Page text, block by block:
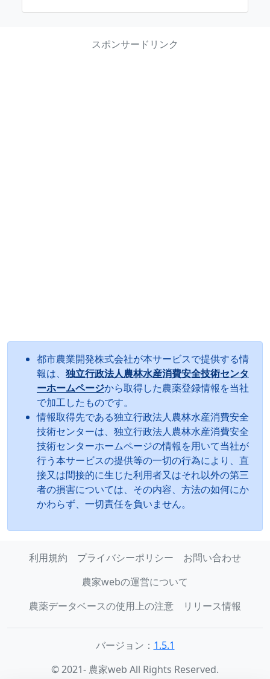
スポンサードリンク
都市農業開発株式会社が本サービスで提供する情
報は、 独立行政法人農林水産消費安全技術センタ
ーホームページから取得した農薬登録情報を当社
で加工したものです。
情報取得先である独立行政法人農林水産消費安全
技術センターは、独立行政法人農林水産消費安全
技術センターホームページの情報を用いて当社が
行う本サービスの提供等の一切の行為により、直
接又は間接的に生じた利用者又はそれ以外の第三
者の損害については、その内容、方法の如何にか
かわらず、一切責任を負いません。
利用規約 プライバシーポリシー
お問い合わせ
農家webの運営について
農薬データベースの使用上の注意
リリース情報
バージョン： 1.5.1
© 2021- 農家web All Rights Reserved.